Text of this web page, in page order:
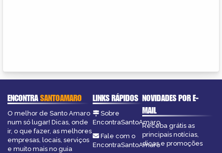
ENCONTRASANTOAMARO
O melhor de Santo Amaro
num só lugar! Dicas, onde
ir, o que fazer, as melhores
empresas, locais, serviços
e muito mais no guia
LINKS RÁPIDOS
Sobre
EncontraSantoAmaro
Fale com o
EncontraSantoAmaro
NOVIDADES POR E-
MAIL
Receba grátis as
principais notícias,
dicas e promoções